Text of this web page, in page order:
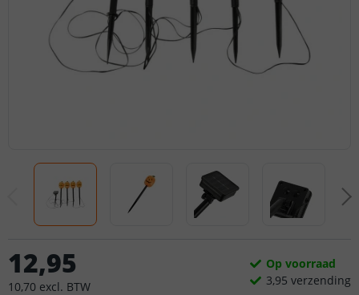
12,95
10,70 excl. BTW
Op voorraad
3,95 verzending